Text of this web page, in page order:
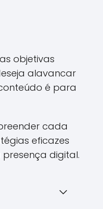
objetivas
alavancar
é para
cada
eficazes
digital.